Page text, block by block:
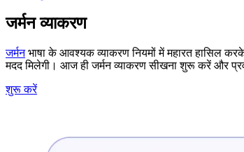
जर्मन व्याकरण
जर्मनभाषा के आवश्यक व्याकरण नियमों में महारत हासिल
मदद मिलेगी। आज ही जर्मन व्याकरण सीखना शुरू करें और
शुरू करें